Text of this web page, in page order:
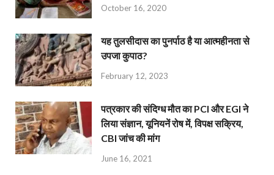
October 16, 2020
यह तुलसीदास का पुनर्पाठ है या आत्महीनता से
उपजा कुपाठ?
February 12, 2023
पत्रकार की संदिग्ध मौत का PCI और EGI ने
लिया संज्ञान, यूनियनें रोष में, विपक्ष सक्रिय,
CBI जांच की मांग
June 16, 2021